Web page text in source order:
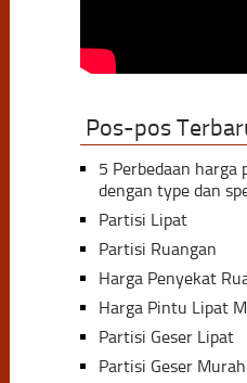
Pos-pos
5 Perbedaan harga
dengan type dan
Partisi Lipat
Partisi Ruangan
Harga Penyekat
Harga Pintu Lipat
Partisi Geser Lipat
Partisi Geser Murah